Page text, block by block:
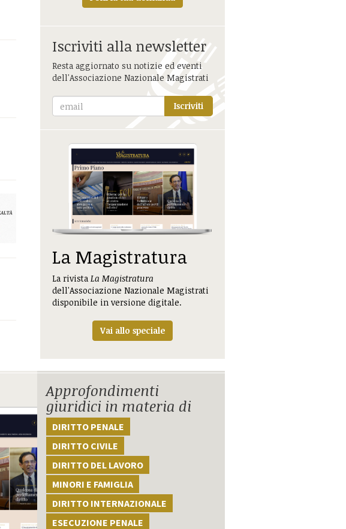
Iscriviti alla newsletter
Resta aggiornato su notizie ed eventi
dell'Associazione Nazionale Magistrati
Iscriviti
La Magistratura
La rivista La Magistratura
dell'Associazione Nazionale Magistrati
disponibile in versione digitale.
Vai allo speciale
Approfondimenti
giuridici in materia di
DIRITTO PENALE
DIRITTO CIVILE
DIRITTO DEL LAVORO
MINORI E FAMIGLIA
DIRITTO INTERNAZIONALE
ESECUZIONE PENALE